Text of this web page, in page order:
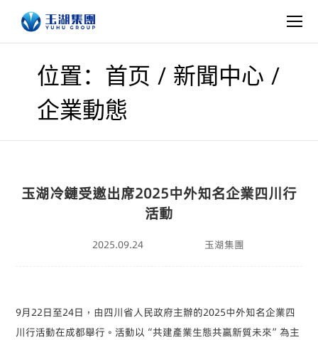
位置：首页 / 新聞中心 /
企業動態
玉湖冷鏈受邀出席2025中外知名企業四川行
活動
2025.09.24 玉湖集團
9月22日至24日，由四川省人民政府主辦的2025中外知名企業四
川行活動在成都舉行。活動以“共建產業生態共贏新質未來”為主